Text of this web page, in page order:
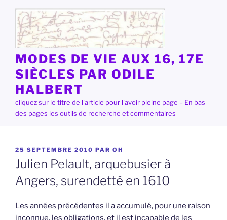
contenu
principal
MODES DE VIE AUX 16, 17E
SIÈCLES PAR ODILE
HALBERT
cliquez sur le titre de l'article pour l'avoir pleine page – En bas
des pages les outils de recherche et commentaires
PUBLIÉ
LE
25 SEPTEMBRE 2010 PAR OH
Julien Pelault, arquebusier à
Angers, surendetté en 1610
Les années précédentes il a accumulé, pour une raison
inconnue, les obligations, et il est incapable de les